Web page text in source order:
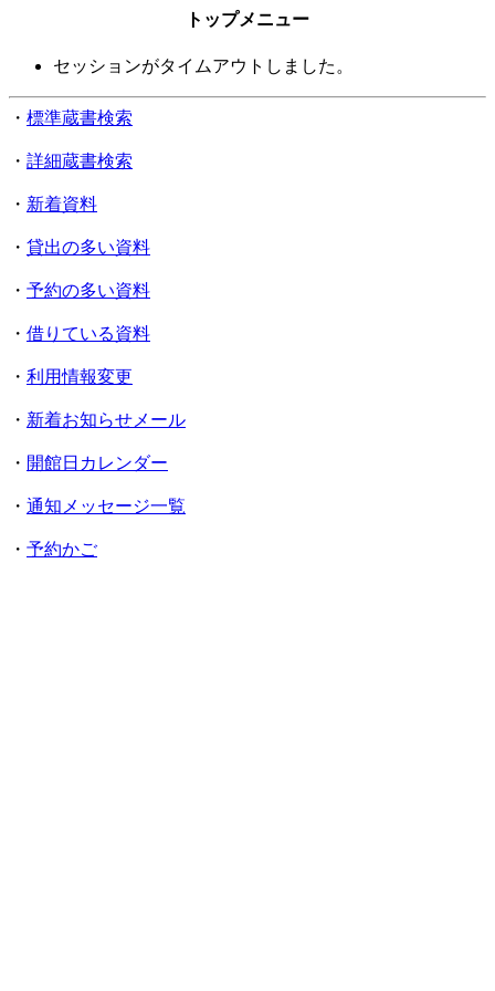
トップメニュー
セッションがタイムアウトしました。
・ 標準蔵書検索
・ 詳細蔵書検索
・ 新着資料
・ 貸出の多い資料
・ 予約の多い資料
・ 借りている資料
・ 利用情報変更
・ 新着お知らせメール
・ 開館日カレンダー
・ 通知メッセージ一覧
・ 予約かご